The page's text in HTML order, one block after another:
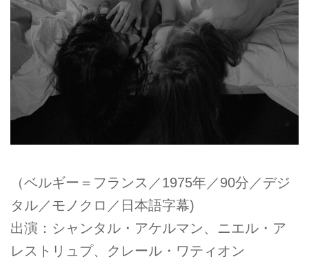
（ベルギー＝フランス／1975年／90分／デジ
タル／モノクロ／日本語字幕)
出演：シャンタル・アケルマン、ニエル・ア
レストリュプ、クレール・ワティオン